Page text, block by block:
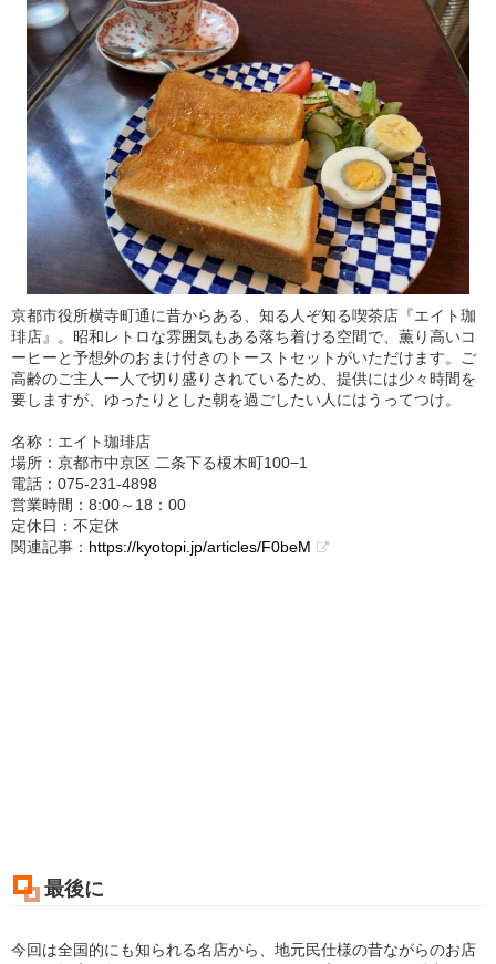
京都市役所横寺町通に昔からある、知る人ぞ知る喫茶店『エイト珈
琲店』。昭和レトロな雰囲気もある落ち着ける空間で、薫り高いコ
ーヒーと予想外のおまけ付きのトーストセットがいただけます。ご
高齢のご主人一人で切り盛りされているため、提供には少々時間を
要しますが、ゆったりとした朝を過ごしたい人にはうってつけ。
名称：エイト珈琲店
場所：京都市中京区 二条下る榎木町100−1
電話：075‐231‐4898
営業時間：8:00～18：00
定休日：不定休
関連記事： https://kyotopi.jp/articles/F0beM
最後に
今回は全国的にも知られる名店から、地元民仕様の昔ながらのお店